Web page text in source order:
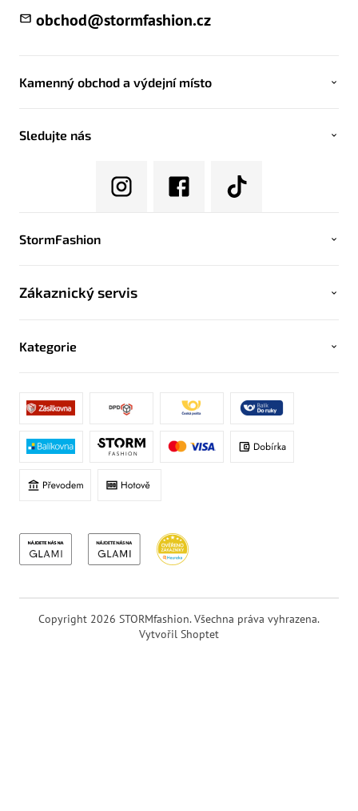
obchod@stormfashion.cz
Kamenný obchod a výdejní místo
Sledujte nás
StormFashion
Zákaznický servis
Kategorie
Vytvořil Shoptet
Copyright 2026 STORMfashion. Všechna práva vyhrazena.